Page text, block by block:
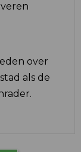
over
als de